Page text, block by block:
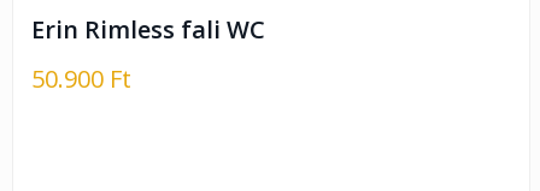
Erin Rimless fali WC
50.900 Ft